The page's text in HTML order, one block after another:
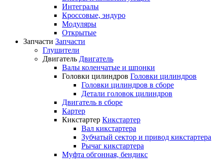
Интегралы
Кроссовые, эндуро
Модуляры
Открытые
Запчасти Запчасти
Глушители
Двигатель Двигатель
Валы коленчатые и шпонки
Головки цилиндров Головки цилиндров
Головки цилиндров в сборе
Детали головок цилиндров
Двигатель в сборе
Картер
Кикстартер Кикстартер
Вал кикстартера
Зубчатый сектор и привод кикстартера
Рычаг кикстартера
Муфта обгонная, бендикс